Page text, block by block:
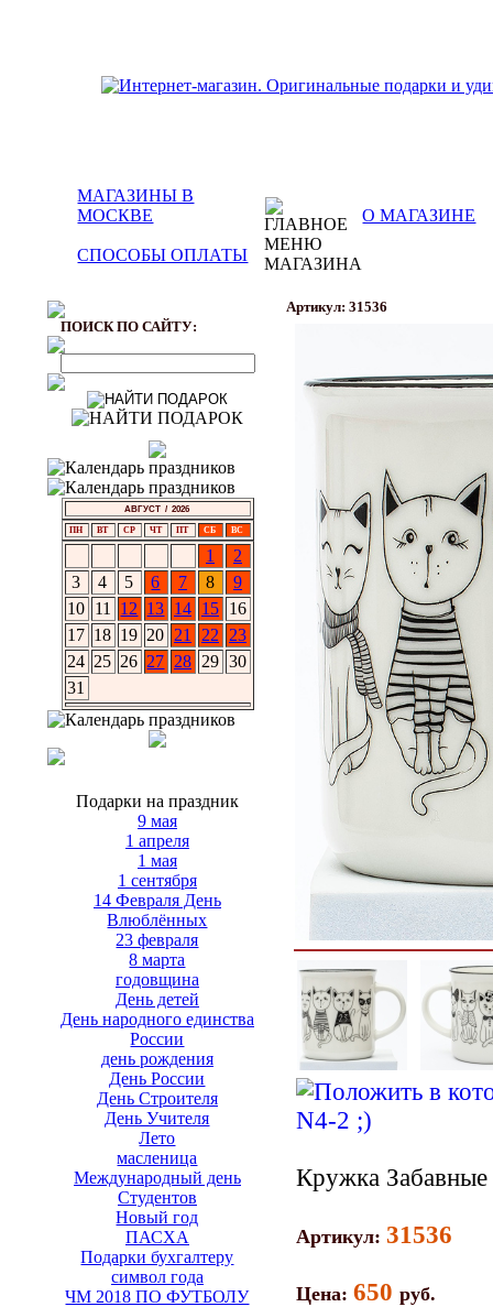
МАГАЗИНЫ В
МОСКВЕ
О МАГАЗИНЕ
СПОСОБЫ ОПЛАТЫ
ПОИСК ПО САЙТУ:
АВГУСТ / 2026
ПН ВТ СР ЧТ ПТ СБ ВС
1
2
3
4 5 6 7 8
9
10 11 12 13 14 15 16
17 18 19 20 21 22
23
24 25 26 27 28 29 30
31
Подарки на праздник
9 мая
1 апреля
1 мая
1 сентября
14 Февраля День
Влюблённых
23 февраля
8 марта
годовщина
День детей
День народного единства
России
день рождения
День России
День Строителя
День Учителя
Лето
масленица
Международный день
Студентов
Новый год
ПАСХА
Подарки бухгалтеру
символ года
ЧМ 2018 ПО ФУТБОЛУ
Артикул: 31536
Кружка
Артикул: 31536
Цена: 650 руб.